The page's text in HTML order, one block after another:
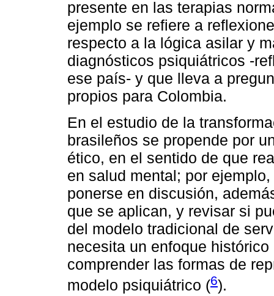
presente en las terapias
ejemplo se refiere a
respecto a la lógica asilar y
diagnósticos psiquiátricos -
ese país- y que lleva a
propios para Colombia.
En el estudio de la
brasileños se propende por
ético, en el sentido de que
en salud mental; por
ponerse en discusión,
que se aplican, y revisar si
del modelo tradicional de
necesita un enfoque
comprender las formas de
modelo psiquiátrico (6).